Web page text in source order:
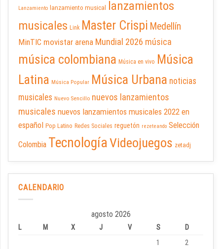
Lanzamiento lanzamiento musical lanzamientos
musicales Link Master Crispi Medellín
MinTIC movistar arena Mundial 2026 música
música colombiana Música en vivo Música
Latina Música Popular Música Urbana noticias
musicales Nuevo Sencillo nuevos lanzamientos
musicales nuevos lanzamientos musicales 2022 en
español Pop Latino Redes Sociales reguetón rezeteando Selección
Colombia TecnologíaVideojuegos zetadj
CALENDARIO
agosto 2026
L M X J V S
D
1
2